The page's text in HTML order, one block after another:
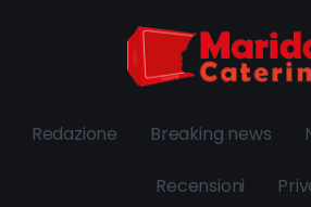
Redazione Breaking news
Recensioni